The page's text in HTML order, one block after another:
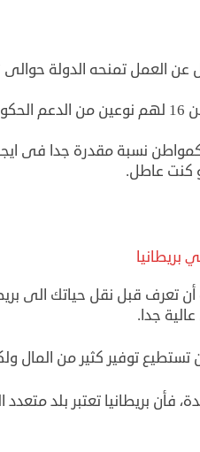
كنت عاطل.
بريطانيا
تعرف قبل نقل حياتك الى
جدا.
تستطيع توفير كثير من المال
فأن بريطانيا تعتبر بلد